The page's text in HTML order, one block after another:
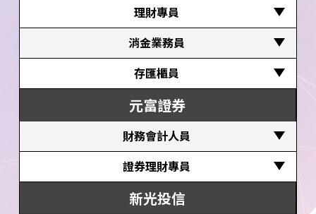
立即應徵
大學以上畢業、法律相關科系或保險相關科系
立即應徵
具財務分析及數據分析能力，對金融產業趨勢有
興趣者，修過會計或財報分析相關學分，商管學
英文能力：TOEIC600分以上尤佳
證照資格：取得初階授信者尤佳
國內外大學以上畢(商學相關科系尤佳)
立即應徵
理財專員
對金融商品銷售與投資理財有興趣者
具備高度抗壓性、主動積極，企圖挑戰高薪者
具金融相關證照者尤佳，具信託業務員、人身保
險業務員、投信投顧證照者優先面談
１年以上工作經驗者尤佳
國內外大學以上畢(商學相關科系尤佳)
立即應徵
消金業務員
對金融商品銷售與投資理財有興趣者
具備高度抗壓性、主動積極，企圖挑戰高薪者
具金融相關證照者尤佳，具信託業務員、人身保
險業務員、投信投顧證照者優先面談
１年以上工作經驗者尤佳
國內外大學以上畢(商學相關科系尤佳)
立即應徵
存匯櫃員
親和力佳具服務熱忱，學習及工作態度積極，對
金融業有高度興趣
應屆畢業生或正職工作經驗者
具金融相關證照者尤佳，具銀行內部控制與內部
稽核測驗、信託業業務人員任一證照者優先面談
國內外大學以上畢(商學相關科系尤佳)
元富證券
財務會計人員
審核廠商費用、各類請款核銷憑證審核
分公司帳務處理及相關各類稅務申報
金融商品會計處理
證券理財專員
負責證券、期貨、選擇權之開發及接單
新光投信